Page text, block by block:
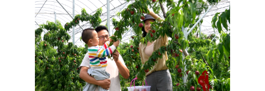
English Español Français عربى
Русский язык 日本語 한국어
Deutsch Português